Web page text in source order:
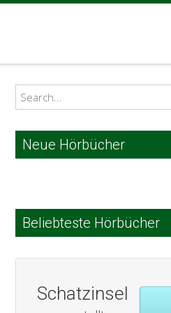
Neue Hörbücher
Beliebteste Hörbücher
Schatzinsel